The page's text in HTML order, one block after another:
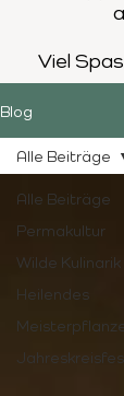
Viel
Blog
Alle Beiträge
Permakultur
Wilde Kulinarik
Heilendes
Alle Beiträge